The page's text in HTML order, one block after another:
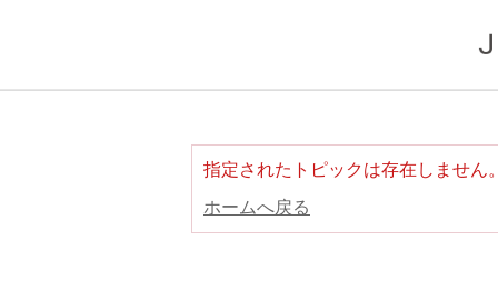
指定されたトピックは存在しません
ホームへ戻る